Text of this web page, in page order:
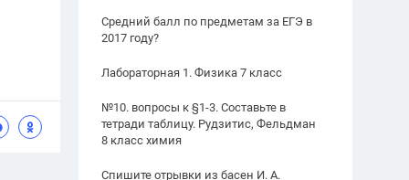
Средний балл по предметам за ЕГЭ в
2017 году?
Лабораторная 1. Физика 7 класс
№10. вопросы к §1-3. Составьте в
тетради таблицу. Рудзитис, Фельдман
8 класс химия
Спишите отрывки из басен И. А.